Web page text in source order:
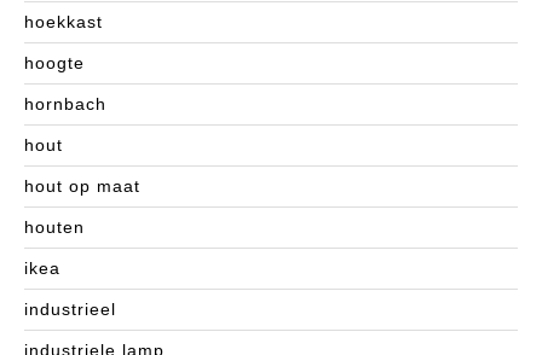
hoekkast
hoogte
hornbach
hout
hout op maat
houten
ikea
industrieel
industriele lamp